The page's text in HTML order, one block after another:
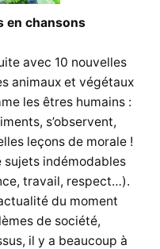
en chansons
avec 10 nouvelles
animaux et végétaux
les êtres humains :
s’observent,
leçons de morale !
indémodables
travail, respect…).
du moment
de société,
il y a beaucoup à